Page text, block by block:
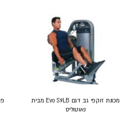
מכונת זוקפי גב דגם Evo S9LB מבית
נאוטוליס